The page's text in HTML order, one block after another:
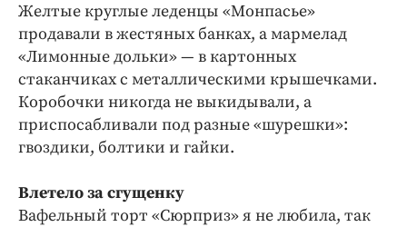
Желтые круглые леденцы «Монпасье»
продавали в жестяных банках, а мармелад
«Лимонные дольки» — в картонных
стаканчиках с металлическими крышечками.
Коробочки никогда не выкидывали, а
приспосабливали под разные «шурешки»:
гвоздики, болтики и гайки.
Влетело за сгущенку
Вафельный торт «Сюрприз» я не любила, так